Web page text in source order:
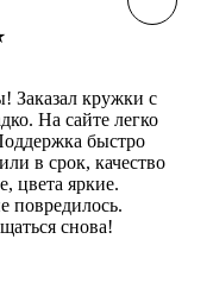
Заказал кружки с
На сайте легко
быстро
в срок, качество
цвета яркие.
повредилось.
снова!